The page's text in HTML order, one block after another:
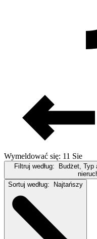
Wymeldować się: 11 Sie
Filtruj według:
Budżet, Typ
Sortuj według:
Najtańszy